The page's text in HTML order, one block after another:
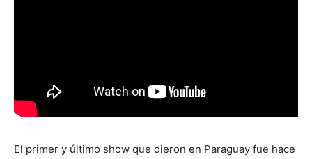
El primer y último show que dieron en Paraguay fue hace